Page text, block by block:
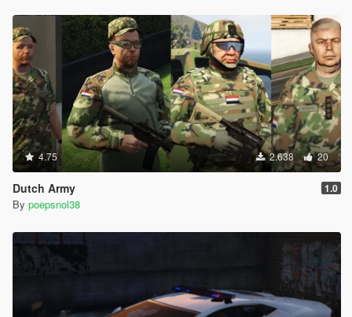
4.75 2.638 20
Dutch Army 1.0
By poepsnol38